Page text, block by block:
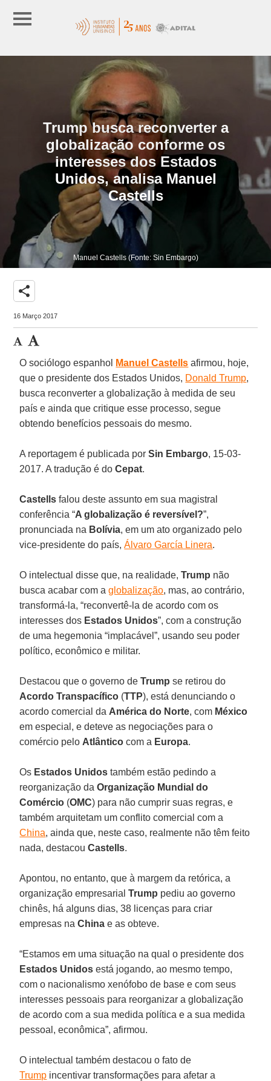
Trump busca reconverter a
globalização conforme os
interesses dos Estados
Unidos, analisa Manuel
Castells
Manuel Castells (Fonte: Sin Embargo)
share
16 Março 2017
O sociólogo espanhol Manuel Castells afirmou, hoje,
que o presidente dos Estados Unidos, Donald Trump,
busca reconverter a globalização à medida de seu
país e ainda que critique esse processo, segue
obtendo benefícios pessoais do mesmo.
A reportagem é publicada porSin Embargo, 15-03-
2017. A tradução é doCepat.
Castells falou deste assunto em sua magistral
conferência “A globalização é reversível?”,
pronunciada na Bolívia, em um ato organizado pelo
vice-presidente do país,Álvaro García Linera.
O intelectual disse que, na realidade,Trump não
busca acabar com aglobalização, mas, ao contrário,
transformá-la, “reconvertê-la de acordo com os
interesses dos Estados Unidos”, com a construção
de uma hegemonia “implacável”, usando seu poder
político, econômico e militar.
Destacou que o governo deTrump se retirou do
Acordo Transpacífico (TTP), está denunciando o
acordo comercial da América do Norte, com México
em especial, e deteve as negociações para o
comércio pelo Atlântico com a Europa.
Os Estados Unidos também estão pedindo a
reorganização daOrganização Mundial do
Comércio (OMC) para não cumprir suas regras, e
também arquitetam um conflito comercial com a
China, ainda que, neste caso, realmente não têm feito
nada, destacouCastells.
Apontou, no entanto, que à margem da retórica, a
organização empresarialTrump pediu ao governo
chinês, há alguns dias, 38 licenças para criar
empresas naChina e as obteve.
“Estamos em uma situação na qual o presidente dos
Estados Unidos está jogando, ao mesmo tempo,
com o nacionalismo xenófobo de base e com seus
interesses pessoais para reorganizar a globalização
de acordo com a sua medida política e a sua medida
pessoal, econômica”, afirmou.
O intelectual também destacou o fato de
Trump incentivar transformações para afetar a